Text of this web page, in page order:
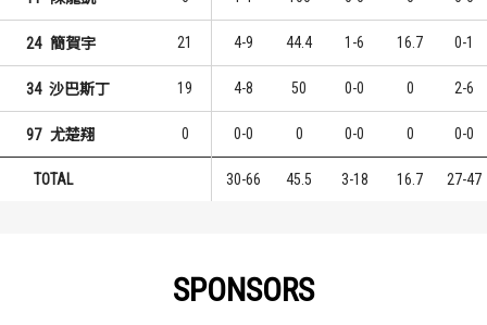
24 簡賀宇 21 4-9 44.4 1-6 16.7 0-1
34 沙巴斯丁 19 4-8 50 0-0 0 2-6
97 尤楚翔 0 0-0 0 0-0 0 0-0
TOTAL 30-66 45.5 3-18 16.7 27-47
SPONSORS